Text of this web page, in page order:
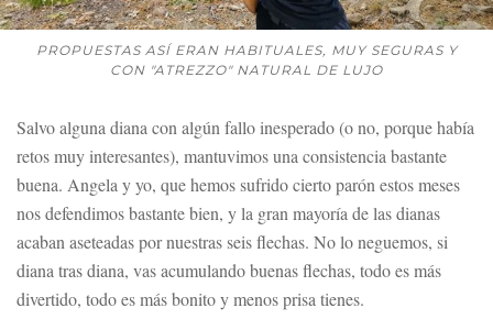
PROPUESTAS ASÍ ERAN HABITUALES, MUY SEGURAS Y
CON "ATREZZO" NATURAL DE LUJO
Salvo alguna diana con algún fallo inesperado (o no, porque había
retos muy interesantes), mantuvimos una consistencia bastante
buena. Angela y yo, que hemos sufrido cierto parón estos meses
nos defendimos bastante bien, y la gran mayoría de las dianas
acaban aseteadas por nuestras seis flechas. No lo neguemos, si
diana tras diana, vas acumulando buenas flechas, todo es más
divertido, todo es más bonito y menos prisa tienes.